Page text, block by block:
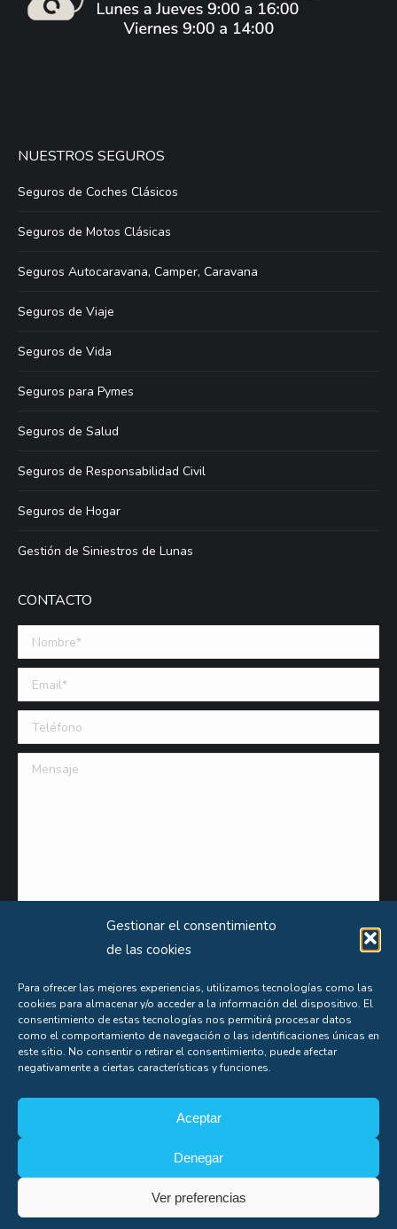
Gestionar el consentimiento
de las cookies
Para ofrecer las mejores experiencias, utilizamos tecnologías como las
cookies para almacenar y/o acceder a la información del dispositivo. El
consentimiento de estas tecnologías nos permitirá procesar datos
como el comportamiento de navegación o las identificaciones únicas en
este sitio. No consentir o retirar el consentimiento, puede afectar
negativamente a ciertas características y funciones.
Aceptar
Denegar
Ver preferencias
NUESTROS SEGUROS
Seguros de Coches Clásicos
Seguros de Motos Clásicas
Seguros Autocaravana, Camper, Caravana
Seguros de Viaje
Seguros de Vida
Seguros para Pymes
Seguros de Salud
Seguros de Responsabilidad Civil
Seguros de Hogar
Gestión de Siniestros de Lunas
CONTACTO
Nombre *
Email (requerido)
Teléfono
Mensaje
Puede obtener información extensa sobre el uso que le damos a sus datos personales
consultando nuestraPolítica de Privacidad.
Aceptas nuestrapolítica de privacidad
Soporte
Copyright© Alfonso Fígares |8web